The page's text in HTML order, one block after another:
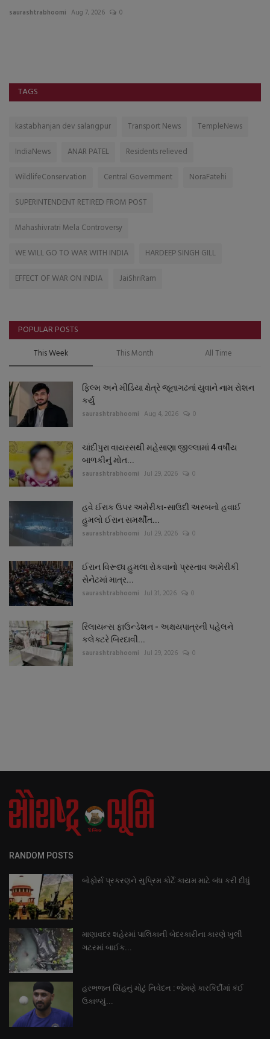
saurashtrabhoomi Aug 7, 2026 0
TAGS
kastabhanjan dev salangpur Transport News
TempleNews
IndiaNews
ANAR PATEL
Residents relieved
WildlifeConservation
Central Government
NoraFatehi
SUPERINTENDENT RETIRED FROM POST
Mahashivratri Mela Controversy
WE WILL GO TO WAR WITH INDIA
HARDEEP SINGH GILL
EFFECT OF WAR ON INDIA
JaiShriRam
POPULAR POSTS
This Week This Month All Time
ફિલ્મ અને મીડિયા ક્ષેત્રે જૂનાગઢનાં યુવાને નામ રોશન
કર્યું
saurashtrabhoomi Aug 4, 2026 0
ચાંદીપુરા વાયરસથી મહેસાણા જીલ્લામાં 4 વર્ષીય
બાળકીનું મોત...
saurashtrabhoomi Jul 29, 2026 0
હવે ઈરાક ઉપર અમેરીકા-સાઉદી અરબનો હવાઈ
હુમલો ઈરાન સમર્થીત...
saurashtrabhoomi Jul 29, 2026 0
ઈરાન વિરૂધ્ધ હુમલા રોકવાનો પ્રસ્તાવ અમેરીકી
સેનેટમાં માત્ર...
saurashtrabhoomi Jul 31, 2026 0
રિલાયન્સ ફાઉન્ડેશન - અક્ષયપાત્રની પહેલને
કલેક્ટરે બિરદાવી...
saurashtrabhoomi Jul 29, 2026 0
RANDOM POSTS
બોફોર્સ પ્રકરણને સુપ્રિમ કોર્ટે કાયમ માટે બંધ કરી દીધું
માણાવદર શહેરમાં પાલિકાની બેદરકારીના કારણે ખુલી
ગટરમાં બાઈક...
હરભજન સિંહનું મોટું નિવેદન : જેમણે કારકિર્દીમાં કંઈ
ઉકાળ્યું...